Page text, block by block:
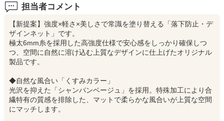
担当者コメント
【新提案】強度×軽さ×美しさで常識を塗り替える「落下防止・デ
ザインネット」です。
極太6mm糸を採用した高強度仕様で安心感をしっかり確保しつ
つ、空間に自然に溶け込む上質なデザインに仕上げたオリジナル
製品です。
◆自然な風合い「くすみカラー」
光沢を抑えた「シャンパンベージュ」を採用。特殊加工により合
繊特有の質感を排除した、マットで柔らかな風合いが上質な空間
にマッチします。